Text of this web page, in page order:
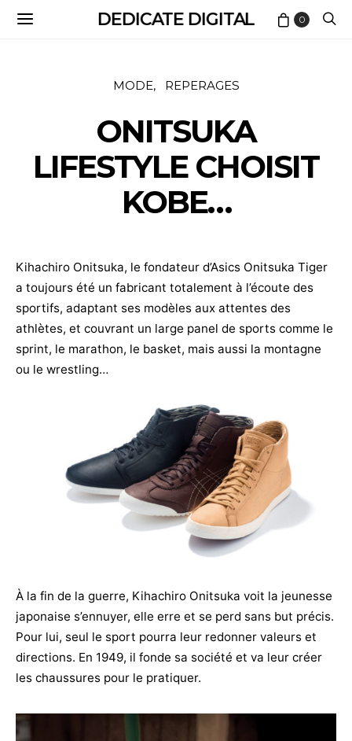
DEDICATE DIGITAL 0
MODE REPERAGES
ONITSUKA
LIFESTYLE CHOISIT
KOBE…
Kihachiro Onitsuka, le fondateur d’Asics Onitsuka Tiger
a toujours été un fabricant totalement à l’écoute des
sportifs, adaptant ses modèles aux attentes des
athlètes, et couvrant un large panel de sports comme le
sprint, le marathon, le basket, mais aussi la montagne
ou le wrestling…
À la fin de la guerre, Kihachiro Onitsuka voit la jeunesse
japonaise s’ennuyer, elle erre et se perd sans but précis.
Pour lui, seul le sport pourra leur redonner valeurs et
directions. En 1949, il fonde sa société et va leur créer
les chaussures pour le pratiquer.